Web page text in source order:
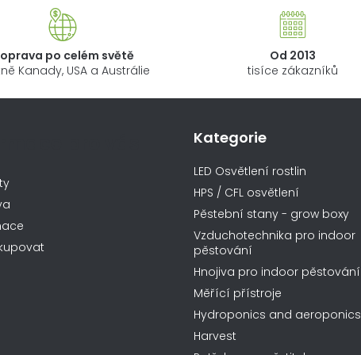
po celém světě
Kanady, USA a Austrálie
Od 2013
tisíce zákazníků
Kategorie
LED Osvětlení rostlin
HPS / CFL osvětlení
Pěstební stany - grow boxy
Vzduchotechnika pro indoor
pěstování
Hnojiva pro indoor pěstování
Měřící přístroje
Hydroponics and aeroponics
Harvest